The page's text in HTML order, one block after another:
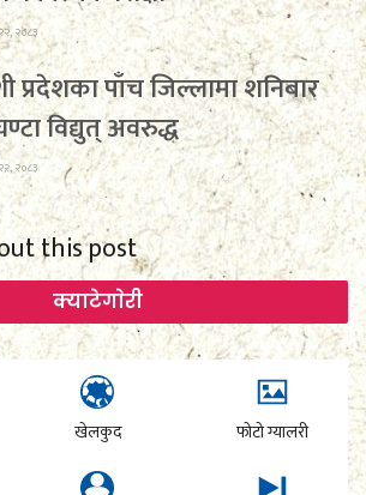
२०८३
प्रदेशका पाँच जिल्लामा शनिबार
विद्युत् अवरुद्ध
२०८३
this post
क्याटेगाेरी
खेलकुद फोटो ग्यालरी